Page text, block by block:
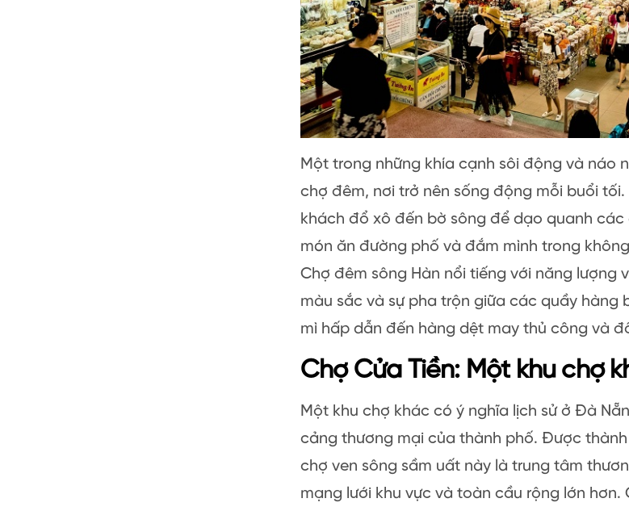
Một trong những khía cạnh sôi động và náo
chợ đêm, nơi trở nên sống động mỗi buổi
khách đổ xô đến bờ sông để dạo quanh
món ăn đường phố và đắm mình trong
Chợ đêm sông Hàn nổi tiếng với năng lượng
màu sắc và sự pha trộn giữa các quầy hàng
mì hấp dẫn đến hàng dệt may thủ công và
Chợ Cửa Tiền: Một khu chợ
Một khu chợ khác có ý nghĩa lịch sử ở Đà
cảng thương mại của thành phố. Được
chợ ven sông sầm uất này là trung tâm
mạng lưới khu vực và toàn cầu rộng lớn hơn.